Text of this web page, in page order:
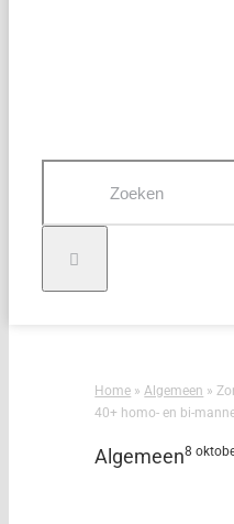
Home »Algemeen »
40+ homo- en bi-
Algemeen8